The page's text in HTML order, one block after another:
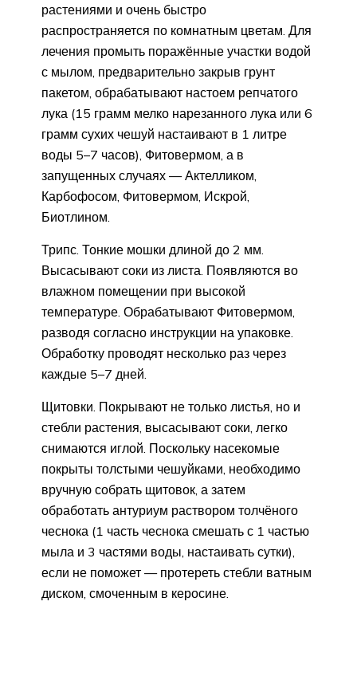
растениями и очень быстро
распространяется по комнатным цветам. Для
лечения промыть поражённые участки водой
с мылом, предварительно закрыв грунт
пакетом, обрабатывают настоем репчатого
лука (15 грамм мелко нарезанного лука или 6
грамм сухих чешуй настаивают в 1 литре
воды 5–7 часов), Фитовермом, а в
запущенных случаях — Актелликом,
Карбофосом, Фитовермом, Искрой,
Биотлином.
Трипс. Тонкие мошки длиной до 2 мм.
Высасывают соки из листа. Появляются во
влажном помещении при высокой
температуре. Обрабатывают Фитовермом,
разводя согласно инструкции на упаковке.
Обработку проводят несколько раз через
каждые 5–7 дней.
Щитовки. Покрывают не только листья, но и
стебли растения, высасывают соки, легко
снимаются иглой. Поскольку насекомые
покрыты толстыми чешуйками, необходимо
вручную собрать щитовок, а затем
обработать антуриум раствором толчёного
чеснока (1 часть чеснока смешать с 1 частью
мыла и 3 частями воды, настаивать сутки),
если не поможет — протереть стебли ватным
диском, смоченным в керосине.